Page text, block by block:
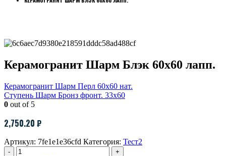
Керамогранит Шарм Блэк 60х60 лапп.
Керамогранит Шарм Перл 60х60 нат.
Ступень Шарм Бронз фронт. 33х60
0 out of 5
2,750.20 ₽
Артикул: 7fe1e1e36cfd Категория: Тест2
-
+